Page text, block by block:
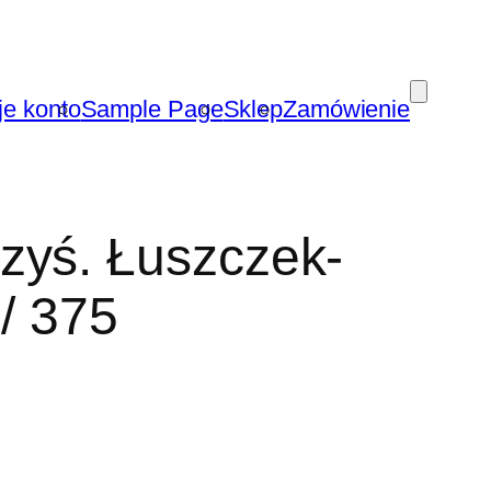
kontoSample PageSklepZamówienie
Łuszczek-
375